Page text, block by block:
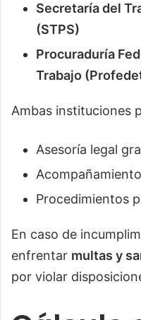
Secretaría del
(STPS)
Procuraduría
Trabajo
Ambas instituciones
Asesoría legal
Procedimientos
En caso de
enfrentar multas y
por violar